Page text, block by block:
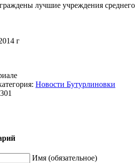
лучшие учреждения среднего
г
Новости Бутурлиновки
Имя (обязательное)